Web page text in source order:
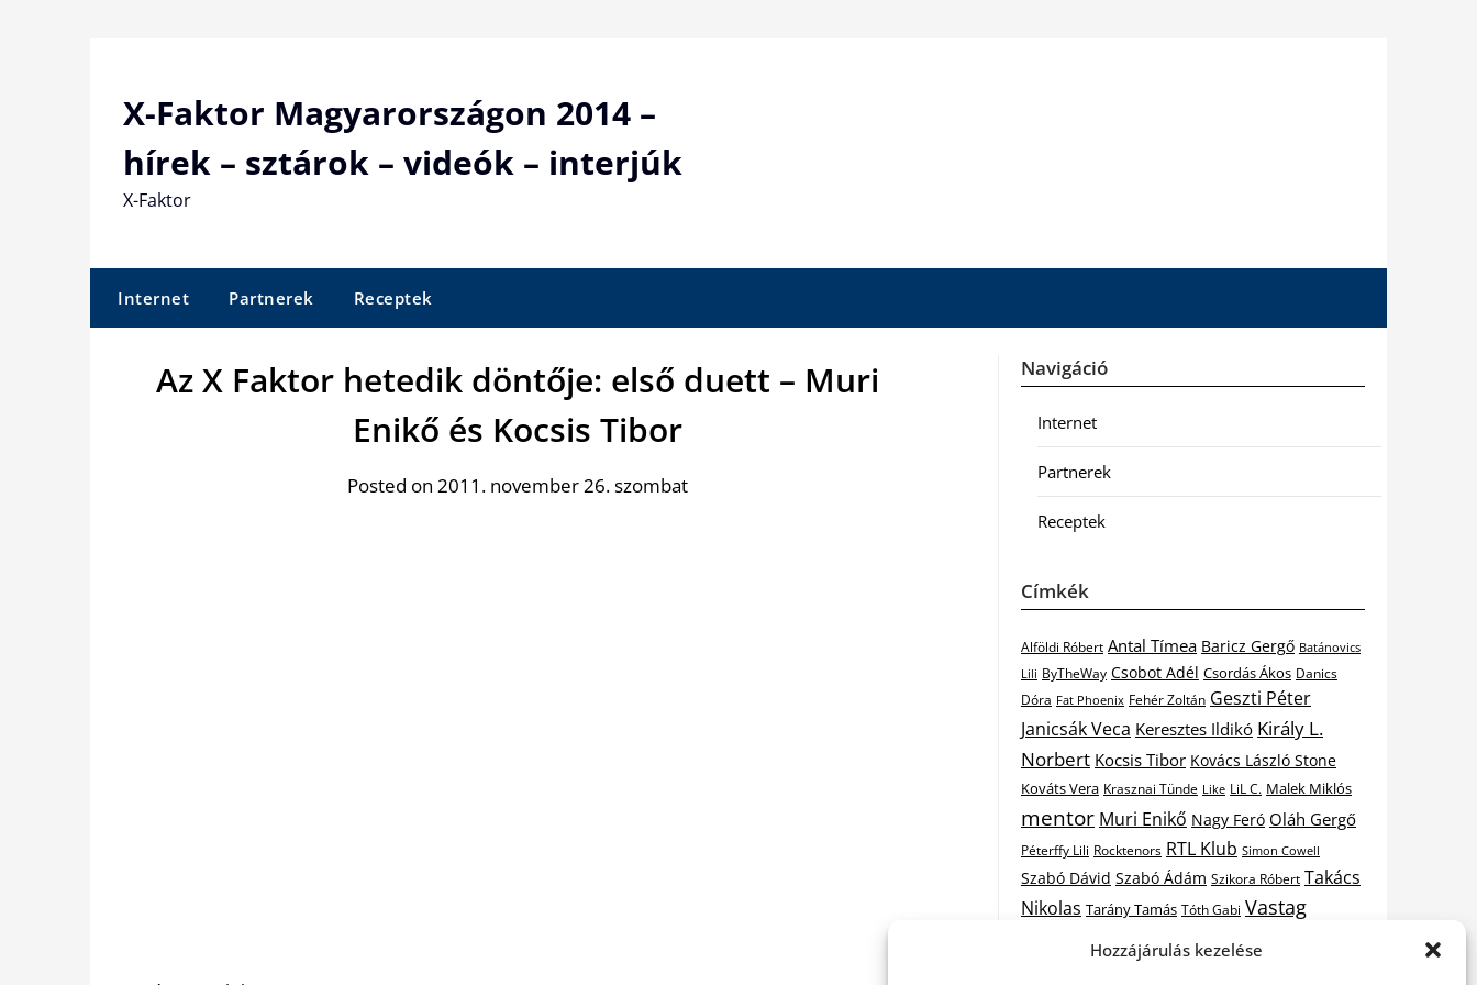
Hozzájárulás kezelése
X-Faktor Magyarországon 2014 –
hírek – sztárok – videók – interjúk
X-Faktor
Internet Partnerek Receptek
Az X Faktor hetedik döntője: első duett – Muri
Enikő és Kocsis Tibor
Posted on 2011. november 26. szombat
Navigáció
Internet
Partnerek
Receptek
Címkék
Alföldi Róbert Antal Tímea Baricz Gergő Batánovics
Lili ByTheWay Csobot Adél Csordás Ákos Danics
Dóra Fat Phoenix Fehér Zoltán Geszti Péter
Janicsák Veca Keresztes Ildikó Király L.
Norbert Kocsis Tibor Kovács László Stone
Kováts Vera Krasznai Tünde Like LiL C. Malek Miklós
mentor Muri Enikő Nagy Feró Oláh Gergő
Péterffy Lili Rocktenors RTL Klub Simon Cowell
Szabó Dávid Szabó Ádám Szikora Róbert Takács
Nikolas Tarány Tamás Tóth Gabi Vastag
Vastag Tamás Wolf Kati